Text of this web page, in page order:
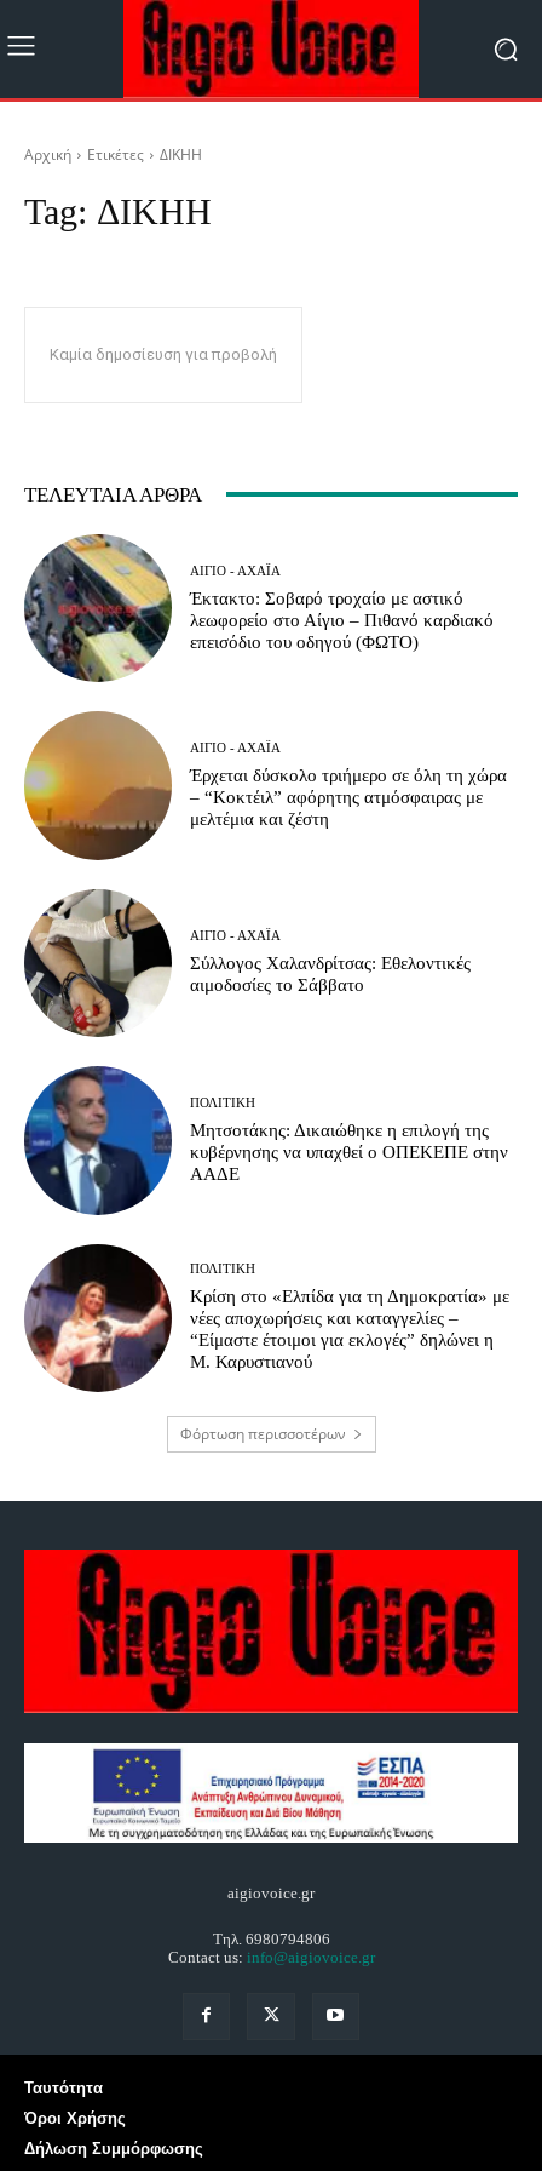
Αρχική Ετικέτες ΔΙΚΗΗ
Tag: ΔΙΚΗΗ
Καμία δημοσίευση για προβολή
ΤΕΛΕΥΤΑΊΑ ΆΡΘΡΑ
ΑΊΓΙΟ - ΑΧΑΪ́Α
Έκτακτο: Σοβαρό τροχαίο με αστικό
λεωφορείο στο Αίγιο – Πιθανό καρδιακό
επεισόδιο του οδηγού (ΦΩΤΟ)
ΑΊΓΙΟ - ΑΧΑΪ́Α
Έρχεται δύσκολο τριήμερο σε όλη τη χώρα
– “Κοκτέιλ” αφόρητης ατμόσφαιρας με
μελτέμια και ζέστη
ΑΊΓΙΟ - ΑΧΑΪ́Α
Σύλλογος Χαλανδρίτσας: Εθελοντικές
αιμοδοσίες το Σάββατο
ΠΟΛΙΤΙΚΉ
Μητσοτάκης: Δικαιώθηκε η επιλογή της
κυβέρνησης να υπαχθεί ο ΟΠΕΚΕΠΕ στην
ΑΑΔΕ
ΠΟΛΙΤΙΚΉ
Κρίση στο «Ελπίδα για τη Δημοκρατία» με
νέες αποχωρήσεις και καταγγελίες –
“Είμαστε έτοιμοι για εκλογές” δηλώνει η
Μ. Καρυστιανού
Φόρτωση περισσοτέρων
aigiovoice.gr
Τηλ. 6980794806
Contact us: info@aigiovoice.gr
Ταυτότητα
Όροι Χρήσης
Δήλωση Συμμόρφωσης